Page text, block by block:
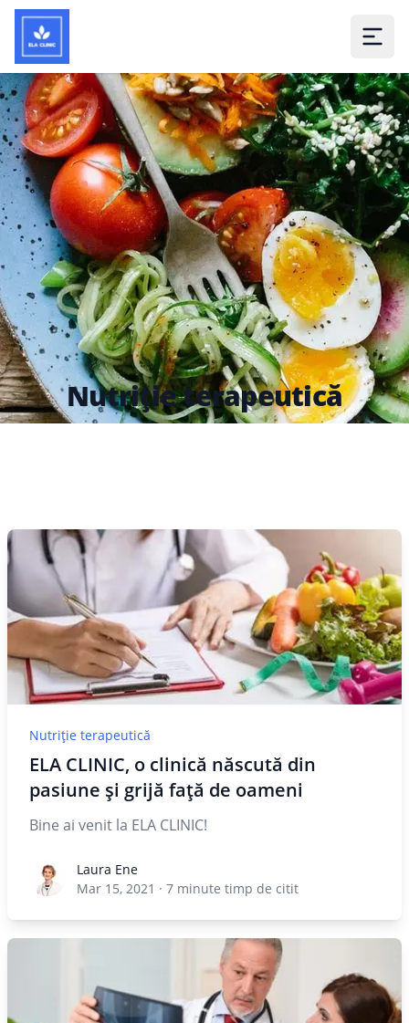
Nutriție terapeutică
Nutriție terapeutică
ELA CLINIC, o clinică născută din
pasiune și grijă față de oameni
Bine ai venit la ELA CLINIC!
Laura EneLaura Ene
Mar 15, 2021 · 7 minute timp de citit